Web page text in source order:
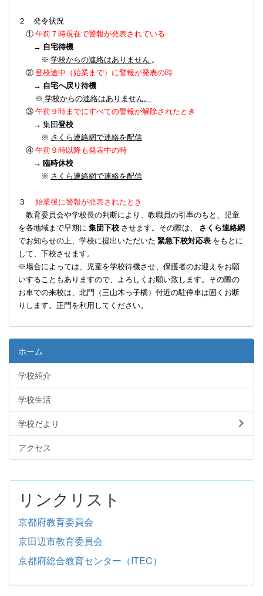
２ 発令状況
① 午前７時現在で警報が発表されている
→ 自宅待機
※ 学校からの連絡はありません 。
② 登校途中（始業まで）に警報が発表の時
→ 自宅へ戻り待機
※ 学校からの連絡はありません。
③ 午前９時までにすべての警報が解除されたとき
→ 集団登校
※ さくら連絡網で連絡を配信
④ 午前９時以降も発表中の時
→ 臨時休校
※ さくら連絡網で連絡を配信
３ 始業後に警報が発表されたとき
教育委員会や学校長の判断により、教職員の引率のもと、児童
を各地域まで早期に 集団下校 させます。その際は、 さくら連絡網
でお知らせの上、学校に提出いただいた 緊急下校対応表 をもとに
して、下校させます。
※場合によっては、児童を学校待機させ、保護者のお迎えをお願
いすることもありますので、よろしくお願い致します。その際の
お車での来校は、北門（三山木っ子橋）付近の駐停車は固くお断
りします。正門を利用してください。
ホーム
学校紹介
学校生活
学校だより
アクセス
リンクリスト
京都府教育委員会
京田辺市教育委員会
京都府総合教育センター（ITEC）